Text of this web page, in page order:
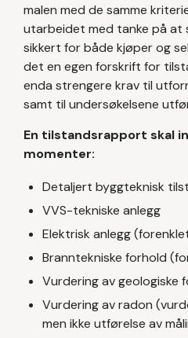
malen med de samme
utarbeidet med tanke på at
sikkert for både kjøper og
det en egen forskrift for
enda strengere krav til
samt til undersøkelsene
En tilstandsrapport skal
momenter:
Detaljert byggteknisk
VVS-tekniske anlegg
Elektrisk anlegg
Branntekniske forhold
Vurdering av geologiske
Vurdering av radon
men ikke utførelse av